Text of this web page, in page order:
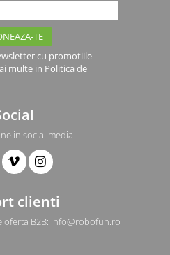
cu promotiile
multe in Politica de
in social media
clienti
oferta B2B: info@robofun.ro